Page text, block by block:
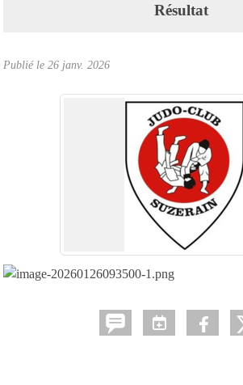
Résultat
Publié le 26 janv. 2026